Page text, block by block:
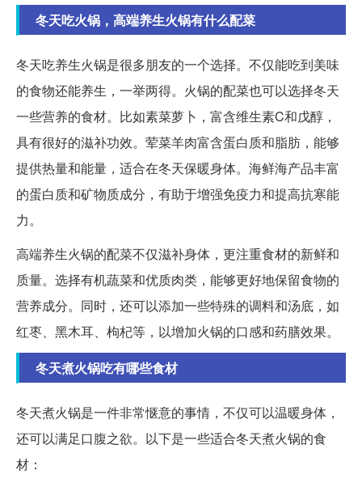
冬天吃火锅，高端养生火锅有什么配菜
冬天吃养生火锅是很多朋友的一个选择。不仅能吃到美味
的食物还能养生，一举两得。火锅的配菜也可以选择冬天
一些营养的食材。比如素菜萝卜，富含维生素C和戊醇，
具有很好的滋补功效。荤菜羊肉富含蛋白质和脂肪，能够
提供热量和能量，适合在冬天保暖身体。海鲜海产品丰富
的蛋白质和矿物质成分，有助于增强免疫力和提高抗寒能
力。
高端养生火锅的配菜不仅滋补身体，更注重食材的新鲜和
质量。选择有机蔬菜和优质肉类，能够更好地保留食物的
营养成分。同时，还可以添加一些特殊的调料和汤底，如
红枣、黑木耳、枸杞等，以增加火锅的口感和药膳效果。
冬天煮火锅吃有哪些食材
冬天煮火锅是一件非常惬意的事情，不仅可以温暖身体，
还可以满足口腹之欲。以下是一些适合冬天煮火锅的食
材：